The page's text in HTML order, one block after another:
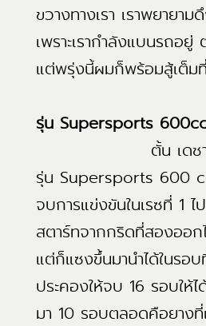
ขวางทางเรา เราพยายา
เพราะเรากำลังแบนรถอ
แต่พรุ่งนี้ผมก็พร้อมสู้เต็ม
รุ่น Supersports
ตั้น เดชา ไกร
รุ่น Supersports 600
จบการแข่งขันในเรซที่ 1
สตาร์ทจากกริดที่สองออ
แต่ก็แซงขึ้นมานำได้ในรอ
ประคองให้จบ 16 รอบให้
มา 10 รอบตลอดคือยางที่